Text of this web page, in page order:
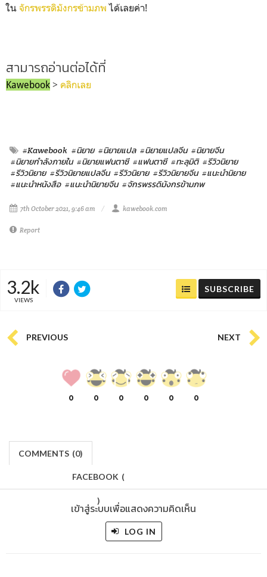
ใน จักรพรรดิมังกรข้ามภพ ได้เลยค่า!
สามารถอ่านต่อได้ที่
Kawebook > คลิกเลย
#Kawebook #นิยาย #นิยายแปล #นิยายแปลจีน #นิยายจีน
#นิยายกำลังภายใน #นิยายแฟนตาซี #แฟนตาซี #ทะลุมิติ #รีวิวนิยาย
#รีวิวนิยาย #รีวิวนิยายแปลจีน #รีวิวนิยาย #รีวิวนิยายจีน #แนะนำนิยาย
#แนะนำหนังสือ #แนะนำนิยายจีน #จักรพรรดิมังกรข้ามภพ
7th October 2021, 9:46 am kawebook.com
Report
3.2k
VIEWS
SUBSCRIBE
PREVIOUS NEXT
0 0 0 0 0 0
COMMENTS (0)
FACEBOOK (
)
เข้าสู่ระบบเพื่อแสดงความคิดเห็น
LOG IN